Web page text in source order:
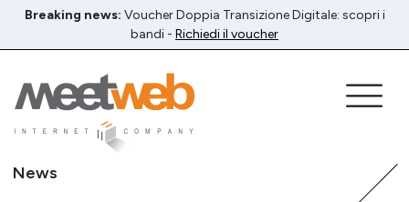
Breaking news: Voucher Doppia Transizione Digitale: scopri i
bandi - Richiedi il voucher
News